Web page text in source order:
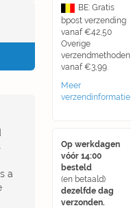
BE: Gratis
bpost verzending
vanaf €42,50
Overige
verzendmethoden
vanaf €3,99.
Meer
verzendinformatie
Op werkdagen
vóór 14:00
besteld
(en betaald)
dezelfde dag
verzonden.
a